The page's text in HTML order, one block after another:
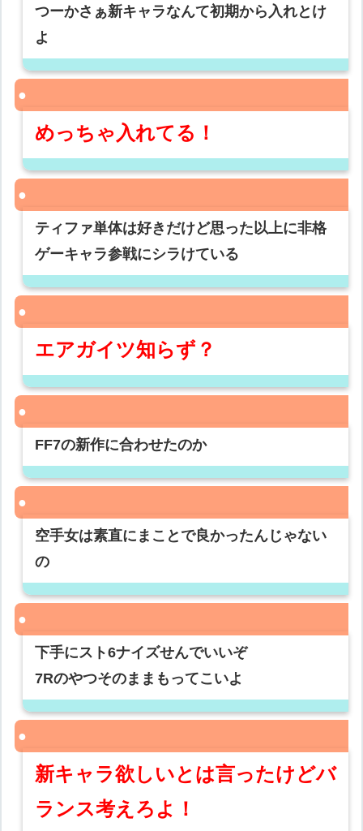
つーかさぁ新キャラなんて初期から入れとけ
よ
めっちゃ入れてる！
ティファ単体は好きだけど思った以上に非格
ゲーキャラ参戦にシラけている
エアガイツ知らず？
FF7の新作に合わせたのか
空手女は素直にまことで良かったんじゃない
の
下手にスト6ナイズせんでいいぞ
7Rのやつそのままもってこいよ
新キャラ欲しいとは言ったけどバ
ランス考えろよ！